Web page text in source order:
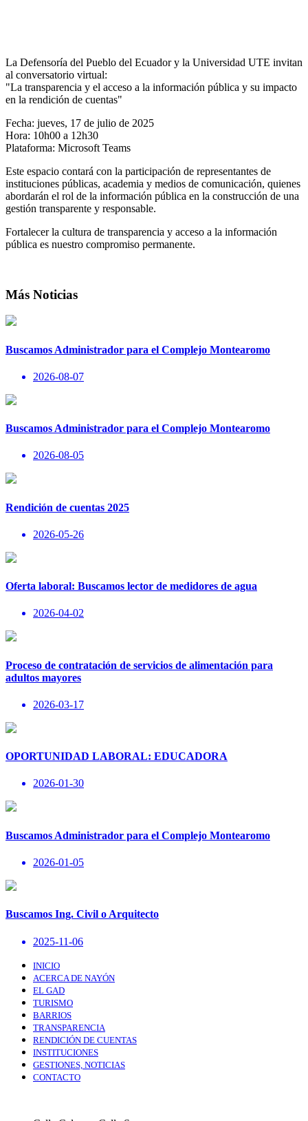
La Defensoría del Pueblo del Ecuador y la Universidad UTE invitan
al conversatorio virtual:
"La transparencia y el acceso a la información pública y su impacto
en la rendición de cuentas"
Fecha: jueves, 17 de julio de 2025
Hora: 10h00 a 12h30
Plataforma: Microsoft Teams
Este espacio contará con la participación de representantes de
instituciones públicas, academia y medios de comunicación, quienes
abordarán el rol de la información pública en la construcción de una
gestión transparente y responsable.
Fortalecer la cultura de transparencia y acceso a la información
pública es nuestro compromiso permanente.
Más Noticias
Buscamos Administrador para el Complejo Montearomo
2026-08-07
Buscamos Administrador para el Complejo Montearomo
2026-08-05
Rendición de cuentas 2025
2026-05-26
Oferta laboral: Buscamos lector de medidores de agua
2026-04-02
Proceso de contratación de servicios de alimentación para
adultos mayores
2026-03-17
OPORTUNIDAD LABORAL: EDUCADORA
2026-01-30
Buscamos Administrador para el Complejo Montearomo
2026-01-05
Buscamos Ing. Civil o Arquitecto
2025-11-06
INICIO
ACERCA DE NAYÓN
EL GAD
TURISMO
BARRIOS
TRANSPARENCIA
RENDICIÓN DE CUENTAS
INSTITUCIONES
GESTIONES, NOTICIAS
CONTACTO